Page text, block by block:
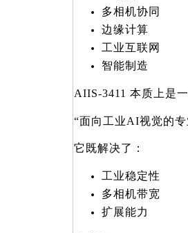
多相机协同
边缘计算
工业互联网
智能制造
AIIS-3411 本质上是一
“面向工业AI视觉的专
它既解决了：
工业稳定性
多相机带宽
扩展能力